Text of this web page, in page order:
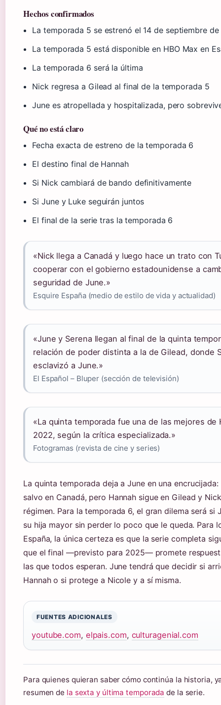
Hechos confirmados
La temporada 5 se estrenó el 14 de septiembre
La temporada 5 está disponible en HBO Max en
La temporada 6 será la última
Nick regresa a Gilead al final de la temporada 5
June es atropellada y hospitalizada, pero
Qué no está claro
Fecha exacta de estreno de la temporada 6
El destino final de Hannah
Si Nick cambiará de bando definitivamente
Si June y Luke seguirán juntos
El final de la serie tras la temporada 6
«Nick llega a Canadá y luego hace un trato con
cooperar con el gobierno estadounidense a
seguridad de June.»
Esquire España (medio de estilo de vida y actualidad)
«June y Serena llegan al final de la quinta
relación de poder distinta a la de Gilead, donde
esclavizó a June.»
El Español – Bluper (sección de televisión)
«La quinta temporada fue una de las mejores de
2022, según la crítica especializada.»
Fotogramas (revista de cine y series)
La quinta temporada deja a June en una
salvo en Canadá, pero Hannah sigue en Gilead y
régimen. Para la temporada 6, el gran dilema será si
su hija mayor sin perder lo poco que le queda. Para
España, la única certeza es que la serie completa
que el final —previsto para 2025— promete
las que todos esperan. June tendrá que decidir si
Hannah o si protege a Nicole y a sí misma.
FUENTES ADICIONALES
youtube.com, elpais.com, culturagenial.com
Para quienes quieran saber cómo continúa la historia,
resumen de la sexta y última temporada de la serie.